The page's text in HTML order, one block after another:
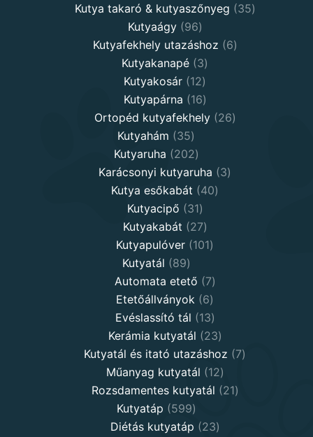
products
Kutya takaró & kutyaszőnyeg 3535
Kutyaágy 9696
products
Kutyafekhely utazáshoz 66
Kutyakanapé 33
products
Kutyakosár 1212
products
Kutyapárna 1616
products
Ortopéd kutyafekhely 2626
Kutyahám 3535
products
Kutyaruha 202202
products
Karácsonyi kutyaruha 33
Kutya esőkabát 4040
Kutyacipő 3131
products
Kutyakabát 2727
products
Kutyapulóver 101101
Kutyatál 8989
products
Automata etető 77
products
Etetőállványok 66
products
Evéslassító tál 1313
products
Kerámia kutyatál 2323
products
Kutyatál és itató utazáshoz 77
Műanyag kutyatál 1212
products
Rozsdamentes kutyatál 2121
Kutyatáp 599599
products
Diétás kutyatáp 2323